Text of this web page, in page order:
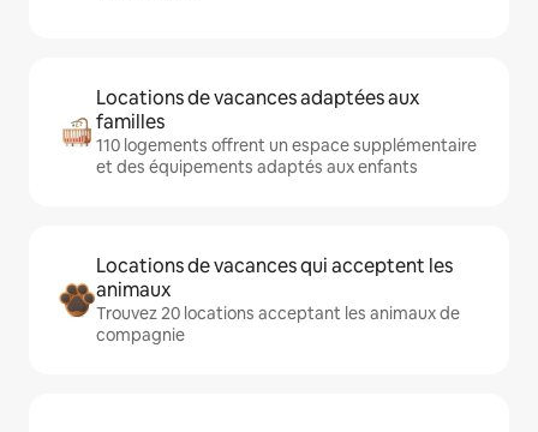
Locations de vacances adaptées aux
familles
110 logements offrent un espace supplémentaire
et des équipements adaptés aux enfants
Locations de vacances qui acceptent les
animaux
Trouvez 20 locations acceptant les animaux de
compagnie